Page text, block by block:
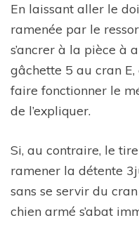
En laissant aller le
ramenée par le
s’ancrer à la pièce à
gâchette 5 au cran
faire fonctionner le
de l’expliquer.
Si, au contraire, le
ramener la détente
sans se servir du
chien armé s’abat